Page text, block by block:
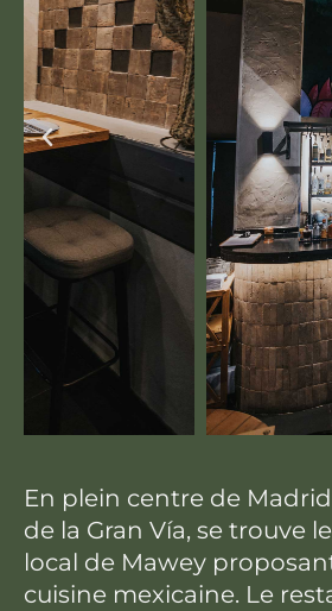
En plein centre de
de la Gran Vía, se trouve
local de Mawey
cuisine mexicaine. Le